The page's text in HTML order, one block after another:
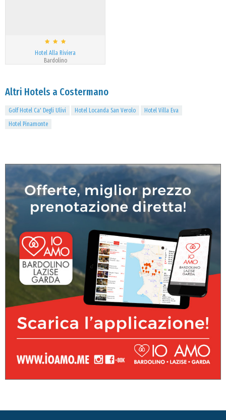
Hotel Alla Riviera
Bardolino
Altri Hotels a Costermano
Golf Hotel Ca' Degli Ulivi Hotel Locanda San Verolo
Hotel Villa Eva
Hotel Pinamonte